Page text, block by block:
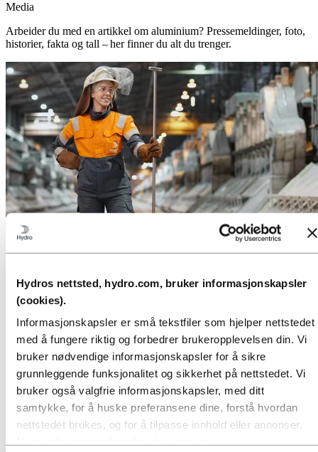
Hydros nettsted, hydro.com, bruker informasjonskapsler
(cookies).
Informasjonskapsler er små tekstfiler som hjelper nettstedet
med å fungere riktig og forbedrer brukeropplevelsen din. Vi
bruker nødvendige informasjonskapsler for å sikre
grunnleggende funksjonalitet og sikkerhet på nettstedet. Vi
bruker også valgfrie informasjonskapsler, med ditt
samtykke, for å huske preferansene dine, forstå hvordan
nettstedet brukes, og for å tilpasse innhold eller annonser.
Media
Arbeider du med en artikkel om aluminium? Pressemeldinger, foto,
historier, fakta og tall – her finner du alt du trenger.
Om Hydro
Hydro er et ledende aluminium- og energiselskap som bygger
32 000 ansatte fordelt på mer enn 140 lokasjoner i 40 land.
Gå til:Aluminium
Industrier vi leverer til
Om aluminium
Innovasjon, forskning og utvikling
Gå til:Energi
Energi i Hydro
Hydro Rein
Kraftproduksjon og markedsoperasjoner